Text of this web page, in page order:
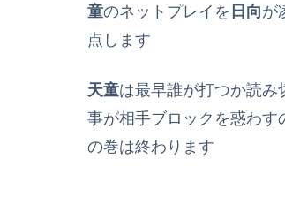
童のネットプレイを 日向が
点します
天童は最早誰が打つか読
事が相手ブロックを惑わす
の巻は終わります